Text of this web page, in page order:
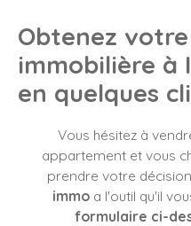
Obtenez
immobilière à
en quelques
Vous hésitez à
appartement et vous
prendre votre
immo a l'outil qu'il
formulaire ci-